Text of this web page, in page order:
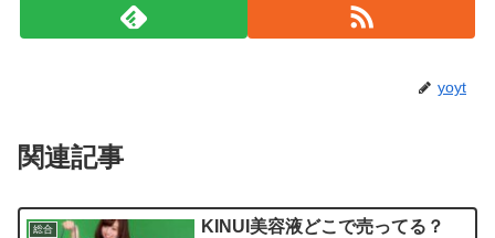
yoyt
関連記事
総合
KINUI美容液どこで売ってる？